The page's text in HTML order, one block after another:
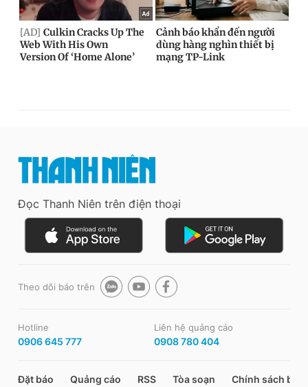
Đọc Thanh Niên trên điện thoại
Theo dõi báo trên
Hotline
0906 645 777
Liên hệ quảng cáo
0908 780 404
Đặt báo Quảng cáo RSS Tòa soạn Chính sách bảo